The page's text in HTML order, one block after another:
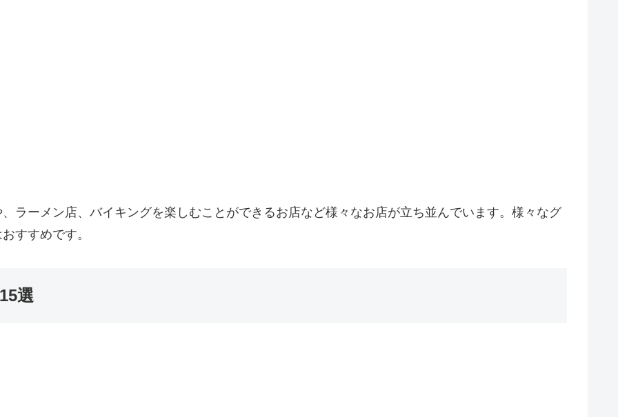
ラーメン店、バイキングを楽しむことができるお店など様々なお店が立ち並んでいます。様々なグ
すすめです。
選